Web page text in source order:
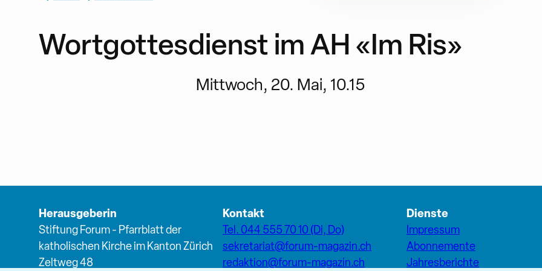
Wortgottesdienst im AH «Im Ris»
Mittwoch, 20. Mai, 10.15
Herausgeberin
Stiftung Forum - Pfarrblatt der
katholischen Kirche im Kanton Zürich
Zeltweg 48
Kontakt
Tel. 044 555 70 10 (Di, Do)
sekretariat@forum-magazin.ch
redaktion@forum-magazin.ch
Dienste
Impressum
Abonnemente
Jahresberichte